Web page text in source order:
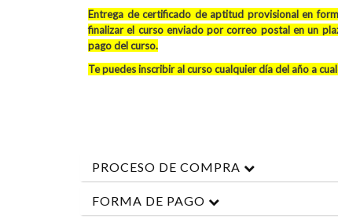
Entrega de certificado de aptitud provisional en
finalizar el curso enviado por correo postal en un
pago del curso.
Te puedes inscribir al curso cualquier día del año a
PROCESO DE COMPRA
FORMA DE PAGO